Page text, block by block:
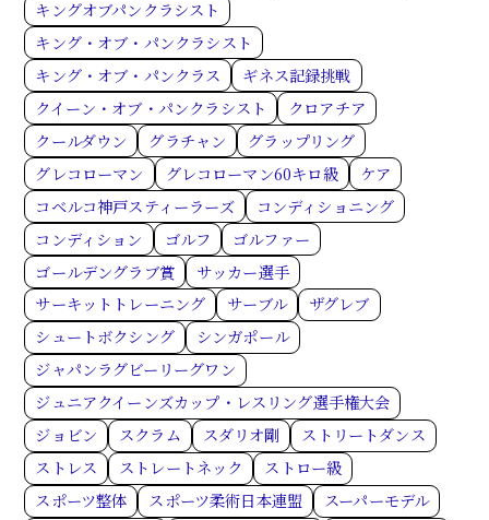
キングオブパンクラシスト
キング・オブ・パンクラシスト
キング・オブ・パンクラス
ギネス記録挑戦
クイーン・オブ・パンクラシスト
クロアチア
クールダウン
グラチャン
グラップリング
グレコローマン
グレコローマン60キロ級
ケア
コベルコ神戸スティーラーズ
コンディショニング
コンディション
ゴルフ
ゴルファー
ゴールデングラブ賞
サッカー選手
サーキットトレーニング
サーブル
ザグレブ
シュートボクシング
シンガポール
ジャパンラグビーリーグワン
ジュニアクイーンズカップ・レスリング選手権大会
ジョビン
スクラム スダリオ剛
ストリートダンス
ストレス
ストレートネック
ストロー級
スポーツ整体
スポーツ柔術日本連盟
スーパーモデル